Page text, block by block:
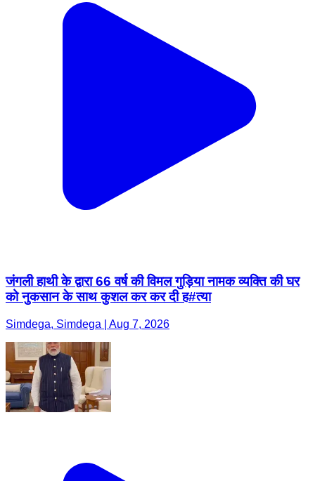
जंगली हाथी के द्वारा 66 वर्ष की विमल गुड़िया नामक व्यक्ति की घर
को नुकसान के साथ कुशल कर कर दी ह#त्या
Simdega, Simdega | Aug 7, 2026